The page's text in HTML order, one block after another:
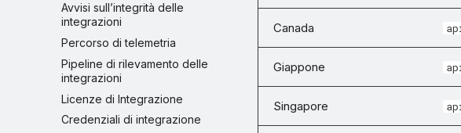
Avvisi sull’integrità delle
integrazioni
Percorso di telemetria
Pipeline di rilevamento delle
integrazioni
Licenze di Integrazione
Credenziali di integrazione
Canada
Giappone
Singapore